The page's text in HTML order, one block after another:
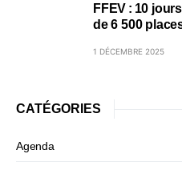
FFEV : 10
de 6 500
1 DÉCEMBRE 2025
CATÉGORIES
Agenda